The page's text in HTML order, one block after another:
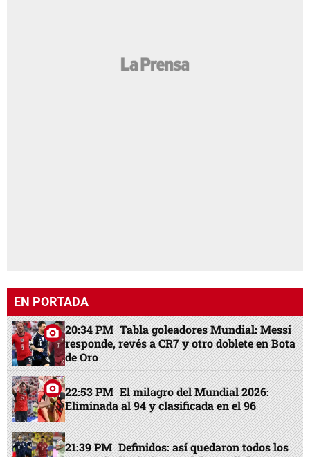
EN PORTADA
20:34 PM Tabla goleadores Mundial: Messi
responde, revés a CR7 y otro doblete en Bota
de Oro
22:53 PM El milagro del Mundial 2026:
Eliminada al 94 y clasificada en el 96
21:39 PM Definidos: así quedaron todos los